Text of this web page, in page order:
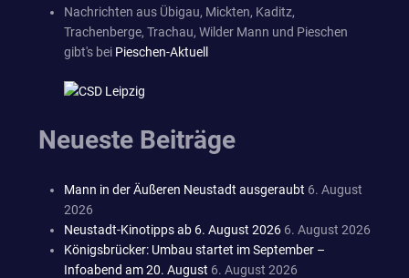
Nachrichten aus Übigau, Mickten, Kaditz,
Trachenberge, Trachau, Wilder Mann und Pieschen
gibt's bei Pieschen-Aktuell
Neueste Beiträge
Mann in der Äußeren Neustadt ausgeraubt 6. August
2026
Neustadt-Kinotipps ab 6. August 2026 6. August 2026
Königsbrücker: Umbau startet im September –
Infoabend am 20. August 6. August 2026